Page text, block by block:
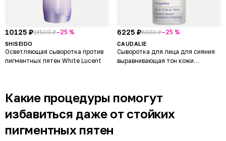
10125 ₽13500 ₽–25 %
SHISEIDO
Осветляющая сыворотка против
пигментных пятен White Lucent
6225 ₽8300 ₽–25 %
CAUDALIE
Сыворотка для лица для сияния
выравнивающая тон кожи
Какие процедуры помогут
избавиться даже от стойких
пигментных пятен